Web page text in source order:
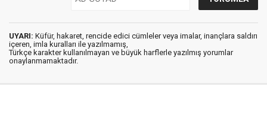
UYARI: Küfür, hakaret, rencide edici cümleler veya imalar, inançlara saldırı
içeren, imla kuralları ile yazılmamış,
Türkçe karakter kullanılmayan ve büyük harflerle yazılmış yorumlar
onaylanmamaktadır.